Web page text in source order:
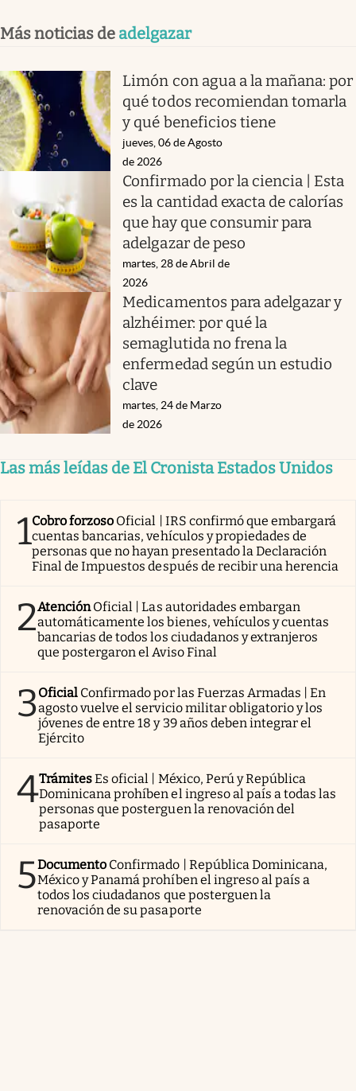
Más noticias de adelgazar
Limón con agua a la mañana: por
qué todos recomiendan tomarla
y qué beneficios tiene
jueves, 06 de Agosto
de 2026
Confirmado por la ciencia | Esta
es la cantidad exacta de calorías
que hay que consumir para
adelgazar de peso
martes, 28 de Abril de
2026
Medicamentos para adelgazar y
alzhéimer: por qué la
semaglutida no frena la
enfermedad según un estudio
clave
martes, 24 de Marzo
de 2026
Las más leídas de El Cronista Estados Unidos
1Cobro forzoso Oficial | IRS confirmó que embargará
cuentas bancarias, vehículos y propiedades de
personas que no hayan presentado la Declaración
Final de Impuestos después de recibir una herencia
2AtenciónOficial | Las autoridades embargan
automáticamente los bienes, vehículos y cuentas
bancarias de todos los ciudadanos y extranjeros
que postergaron el Aviso Final
3Oficial Confirmado por las Fuerzas Armadas | En
agosto vuelve el servicio militar obligatorio y los
jóvenes de entre 18 y 39 años deben integrar el
Ejército
4TrámitesEs oficial | México, Perú y República
Dominicana prohíben el ingreso al país a todas las
personas que posterguen la renovación del
pasaporte
5Documento Confirmado | República Dominicana,
México y Panamá prohíben el ingreso al país a
todos los ciudadanos que posterguen la
renovación de su pasaporte